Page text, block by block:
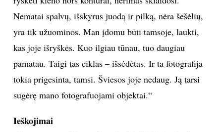
baimei, troškimui atskleisti nežinios skraistę –
sukurti. Pirmuose darbuose tie subraižymai buvo
agresyvūs. Dabar ramesni, tylesni. Esu padaręs ciklą
„Daiktai tamsoje, arba Fotografija apie nieką“. Kai
įeini į tamsų kambarį, iš pradžių nieko nematai,
apima baimė. Tik paskui, kai akys įpranta, ima
ryškėti kieno nors kontūrai, nerimas sklaidosi.
Nematai spalvų, išskyrus juodą ir pilką, nėra šešėlių,